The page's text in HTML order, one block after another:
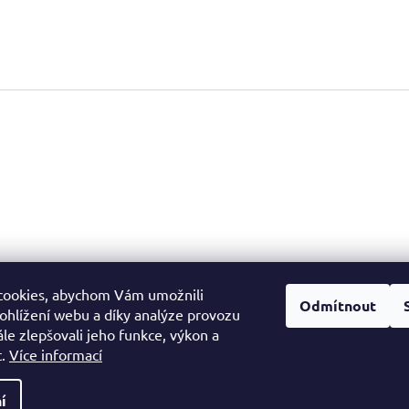
abychom Vám umožnili
webu a díky analýze provozu
zlepšovali jeho funkce, výkon a
Více informací
Odmítnout
Facebook